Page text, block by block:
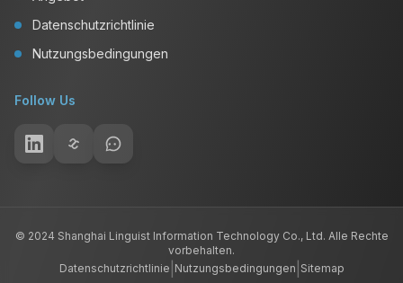
Datenschutzrichtlinie
Nutzungsbedingungen
Follow Us
© 2024 Shanghai Linguist Information Technology Co., Ltd. Alle Rechte
vorbehalten.
Datenschutzrichtlinie Nutzungsbedingungen Sitemap